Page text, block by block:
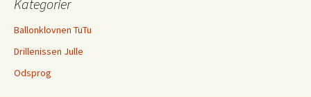
Kategorier
Ballonklovnen TuTu
Drillenissen Julle
Odsprog